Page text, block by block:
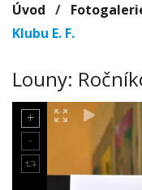
Úvod /
Klubu E. F.
Louny: